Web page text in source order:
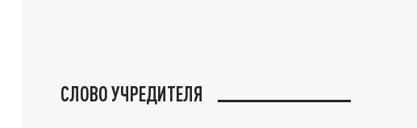
СЛОВО УЧРЕДИТЕЛЯ